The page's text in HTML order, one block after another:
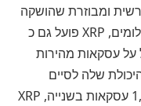
ומבוזרת שהושקה
על עסקאות מהירות
שלה לסיים
עסקאות תוך 3-5 שניות ולעבד עד 1,500 עסקאות בשנייה, XRP